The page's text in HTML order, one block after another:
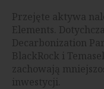
Przejęte aktywa
Elements.
Decarbonization
BlackRock i
zachowają
inwestycji.